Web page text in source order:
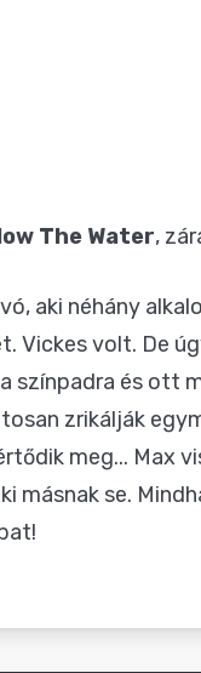
The Water,
aki néhány
Vickes volt. De
színpadra és ott
zrikálják
meg... Max
másnak se.